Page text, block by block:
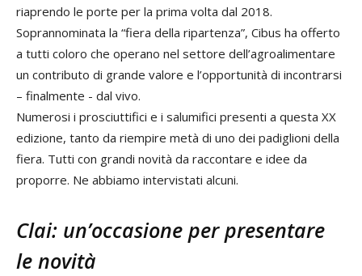
riaprendo le porte per la prima volta dal 2018.
Soprannominata la “fiera della ripartenza”, Cibus ha offerto
a tutti coloro che operano nel settore dell’agroalimentare
un contributo di grande valore e l’opportunità di incontrarsi
– finalmente - dal vivo.
Numerosi i prosciuttifici e i salumifici presenti a questa XX
edizione, tanto da riempire metà di uno dei padiglioni della
fiera. Tutti con grandi novità da raccontare e idee da
proporre. Ne abbiamo intervistati alcuni.
Clai: un’occasione per presentare
le novità